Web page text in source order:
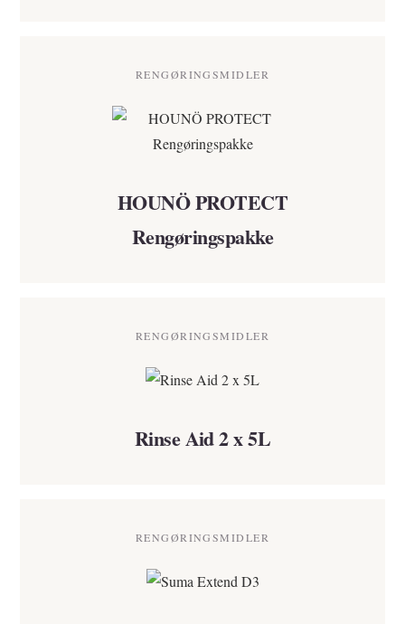
RENGØRINGSMIDLER
HOUNÖ PROTECT
Rengøringspakke
RENGØRINGSMIDLER
Rinse Aid 2 x 5L
RENGØRINGSMIDLER